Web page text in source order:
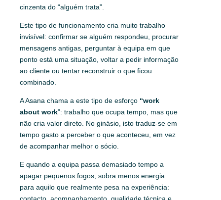
cinzenta do “alguém trata”.
Este tipo de funcionamento cria muito trabalho
invisível: confirmar se alguém respondeu, procurar
mensagens antigas, perguntar à equipa em que
ponto está uma situação, voltar a pedir informação
ao cliente ou tentar reconstruir o que ficou
combinado.
A Asana chama a este tipo de esforço “work
about work”: trabalho que ocupa tempo, mas que
não cria valor direto. No ginásio, isto traduz-se em
tempo gasto a perceber o que aconteceu, em vez
de acompanhar melhor o sócio.
E quando a equipa passa demasiado tempo a
apagar pequenos fogos, sobra menos energia
para aquilo que realmente pesa na experiência:
contacto, acompanhamento, qualidade técnica e